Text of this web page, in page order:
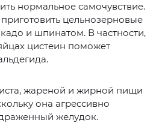
нормальное самочувствие.
цельнозерновые
и шпинатом. В частности,
цистеин поможет
жареной и жирной пищи
она агрессивно
желудок.